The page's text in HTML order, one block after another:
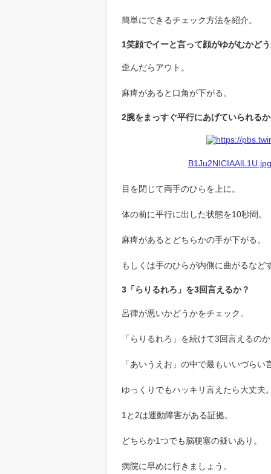
簡単にできるチェック方法を紹介。
1笑顔でイーと言って顔がゆがむかどう
歪んだらアウト。
麻痺があると口角が下がる。
2腕をまっすぐ平行にあげていられるか
目を閉じて両手のひらを上に。
体の前に平行に出した状態を10秒間。
麻痺があるとどちらかの手が下がる。
もしくは手のひらが内側に曲がるなど
3「らりるれろ」を3回言えるか？
呂律が悪いかどうかをチェック。
「らりるれろ」を続けて3回言えるのか
「あいうえお」の中で最もいいづらい
ゆっくりでもハッキリ言えたら大丈夫。
1と2は運動障害がある証拠。
どちらか1つでも脳梗塞の疑いあり。
病院に早めに行きましょう。